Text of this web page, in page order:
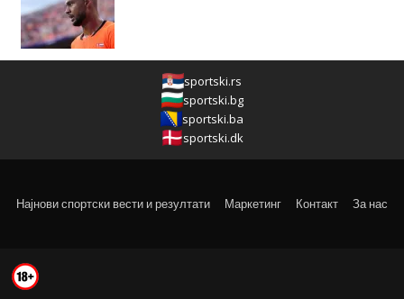
sportski.rs
sportski.bg
sportski.ba
sportski.dk
Најнови спортски вести и резултати Маркетинг Контакт За нас